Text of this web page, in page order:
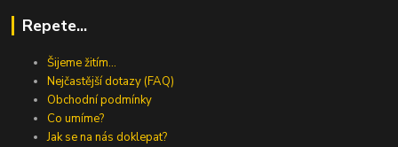
Repete...
Šijeme žitím...
Nejčastější dotazy (FAQ)
Obchodní podmínky
Co umíme?
Jak se na nás doklepat?